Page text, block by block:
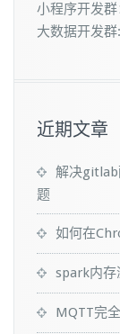
小程序开发群
大数据开发群
近期文章
解决gitlab
题
如何在
spark内存
MQTT完